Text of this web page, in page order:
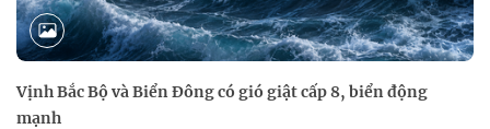
Vịnh Bắc Bộ và Biển Đông có gió giật cấp 8, biển động
mạnh